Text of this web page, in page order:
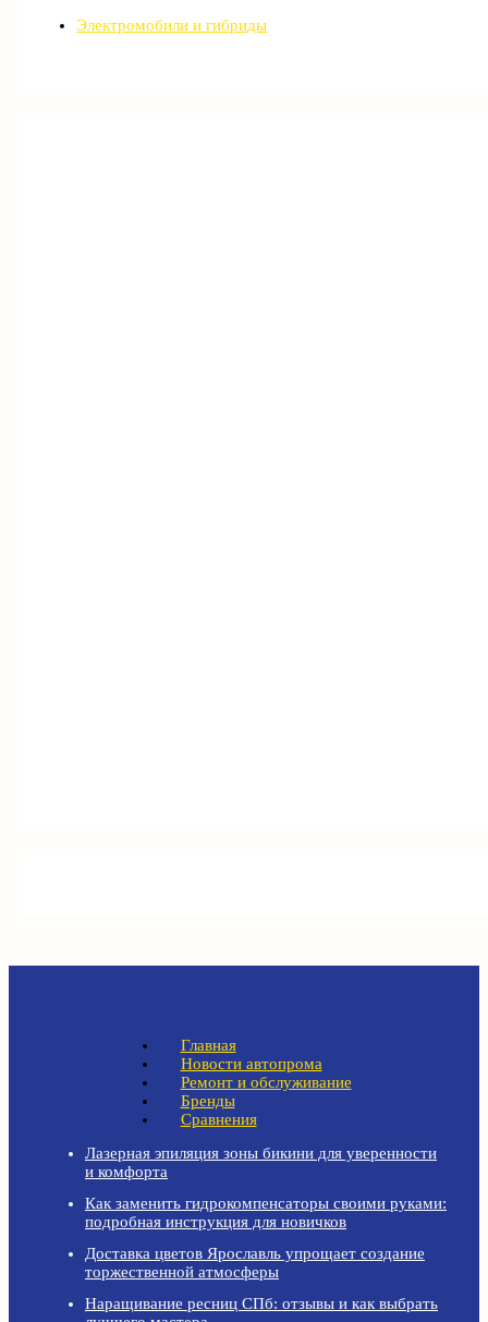
Электромобили и гибриды
Главная
Новости автопрома
Ремонт и обслуживание
Бренды
Сравнения
Лазерная эпиляция зоны бикини для уверенности
и комфорта
Как заменить гидрокомпенсаторы своими руками:
подробная инструкция для новичков
Доставка цветов Ярославль упрощает создание
торжественной атмосферы
Наращивание ресниц СПб: отзывы и как выбрать